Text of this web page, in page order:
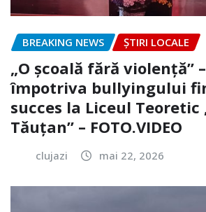
BREAKING NEWS ȘTIRI LOCALE
„O școală fără violență”
împotriva bullyingului
succes la Liceul
Tăuțan” – FOTO.VIDEO
clujazi mai 22, 2026